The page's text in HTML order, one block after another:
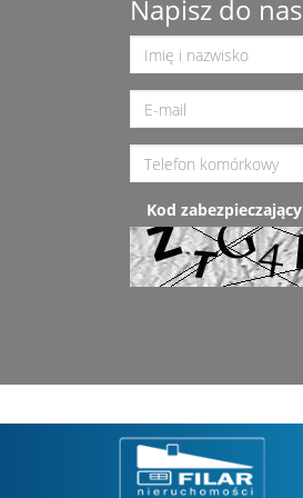
Napisz do nas
Kod zabezpieczający